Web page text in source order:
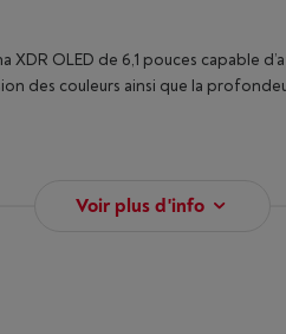
XDR OLED de 6,1 pouces
des couleurs ainsi que la
Voir plus d'info